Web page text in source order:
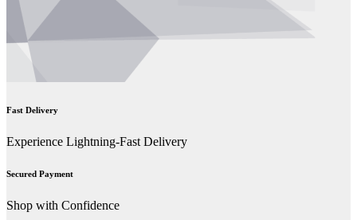
Fast Delivery
Experience Lightning-Fast Delivery
Secured Payment
Shop with Confidence